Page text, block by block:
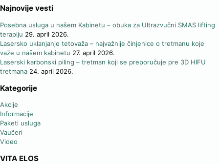
Najnovije vesti
Posebna usluga u našem Kabinetu – obuka za Ultrazvučni SMAS lifting
terapiju 29. april 2026.
Lasersko uklanjanje tetovaža – najvažnije činjenice o tretmanu koje
važe u našem kabinetu 27. april 2026.
Laserski karbonski piling – tretman koji se preporučuje pre 3D HIFU
tretmana 24. april 2026.
Kategorije
Akcije
Informacije
Paketi usluga
Vaučeri
Video
VITA ELOS